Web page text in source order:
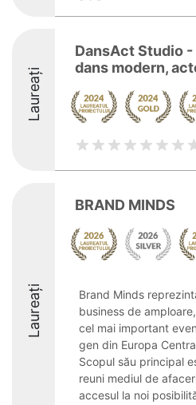
Laureați
DansAct Studio
dans modern,
Laureați
BRAND MINDS
Brand Minds
business de
cel mai important
gen din Europa
Scopul său principal
reuni mediul de
accesul la noi